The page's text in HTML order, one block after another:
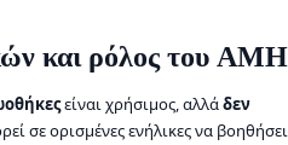
και ρόλος του AMH
είναι χρήσιμος, αλλάδεν
σε ορισμένες ενήλικες να βοηθήσει